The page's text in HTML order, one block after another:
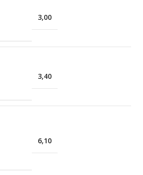
3,00
3,40
6,10